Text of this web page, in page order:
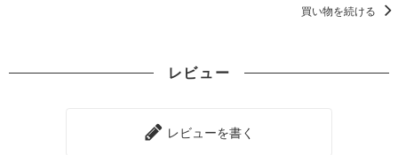
買い物を続ける
レビュー
レビューを書く